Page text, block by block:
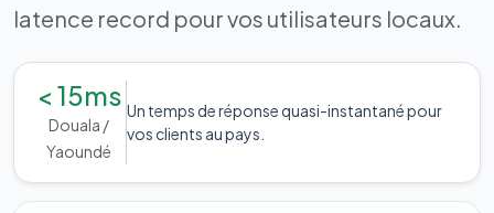
latence record pour vos utilisateurs locaux.
< 15ms
Douala /
Yaoundé
Un temps de réponse quasi-instantané pour
vos clients au pays.